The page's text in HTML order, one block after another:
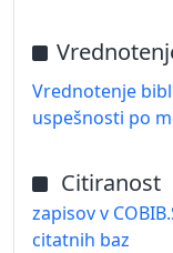
Vrednotenje
uspešnosti po
Citiranost
zapisov v
citatnih baz